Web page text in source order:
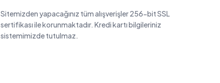
Sitemizden yapacağınız tüm alışverişler 256-bit SSL
sertifikası ile korunmaktadır. Kredi kartı bilgileriniz
sistemimizde tutulmaz.